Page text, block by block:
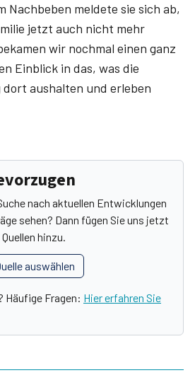
Nachbeben meldete sie sich ab,
jetzt auch nicht mehr
wir nochmal einen ganz
Einblick in das, was die
dort aushalten und erleben
nach aktuellen Entwicklungen
sehen? Dann fügen Sie uns jetzt
hinzu.
auswählen
Fragen: Hier erfahren Sie